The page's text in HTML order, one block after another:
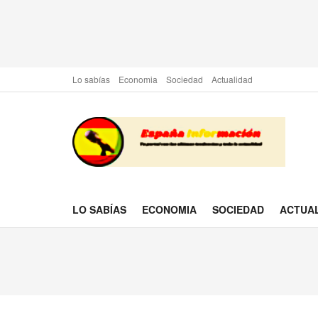
Lo sabías Economia Sociedad Actualidad
LO SABÍAS ECONOMIA SOCIEDAD